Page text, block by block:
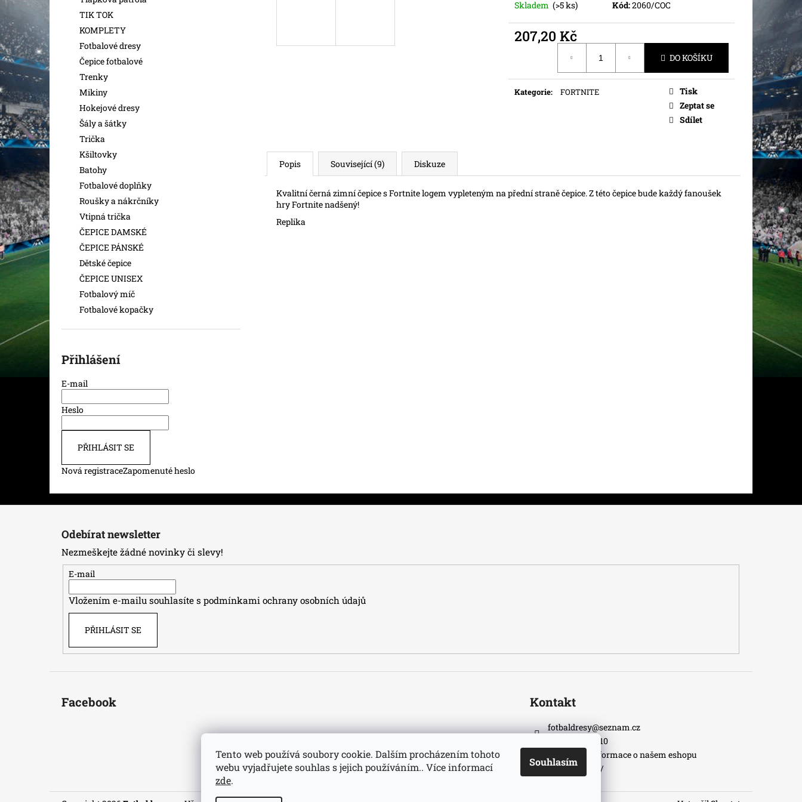
Tento web používá soubory cookie. Dalším procházením tohoto
webu vyjadřujete souhlas s jejich používáním.. Více informací
zde.
Souhlasím
TIK TOK
KOMPLETY
Fotbalové dresy
Čepice fotbalové
Trenky
Mikiny
Hokejové dresy
Šály a šátky
Trička
Kšiltovky
Batohy
Fotbalové doplňky
Roušky a nákrčníky
Vtipná trička
ČEPICE DAMSKÉ
ČEPICE PÁNSKÉ
Dětské čepice
ČEPICE UNISEX
Fotbalový míč
Fotbalové kopačky
Přihlášení
E-mail
Heslo
PŘIHLÁSIT SE
Nová registraceZapomenuté heslo
Skladem (>5 ks) Kód:2060/COC
207,20 Kč
DO KOŠÍKU
Kategorie: FORTNITE
Tisk
Zeptat se
Sdílet
Popis Související (9) Diskuze
Kvalitní černá zimní čepice s Fortnite logem vypleteným na přední straně čepice. Z této čepice bude každý fanoušek
hry Fortnite nadšený!
Replika
Odebírat newsletter
Nezmeškejte žádné novinky či slevy!
E-mail
Vložením e-mailu souhlasíte s podmínkami ochrany osobních údajů
PŘIHLÁSIT SE
Facebook Kontakt
fotbaldresy@seznam.cz
+420733609510
Nejnovější informace o našem eshopu
fotbaldresycz/